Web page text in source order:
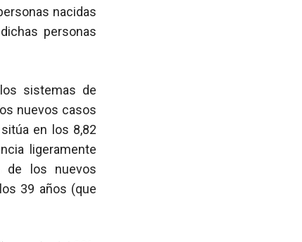
nacidas
personas
sistemas de
nuevos casos
en los 8,82
ligeramente
de los nuevos
39 años (que